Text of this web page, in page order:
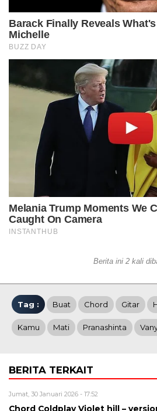
Berita ini 2 kali
Tag : Buat Chord Gitar
Kamu Mati Pranashinta
BERITA TERKAIT
Jumat, 30 Januari 2026 - 17:52
Chord Coldplay Violet hill –